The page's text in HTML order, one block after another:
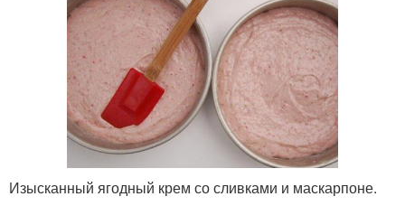
Изысканный ягодный крем со сливками и маскарпоне.